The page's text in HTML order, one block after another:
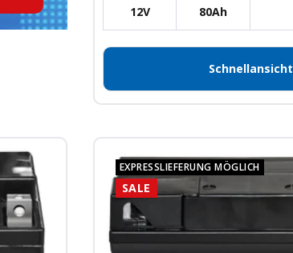
12V 80Ah
Schnellansicht
EXPRESSLIEFERUNG MÖGLICH
SALE